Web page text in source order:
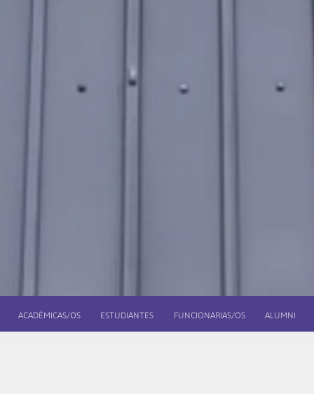
ACADÉMICAS/OS ESTUDIANTES FUNCIONARIAS/OS ALUMNI